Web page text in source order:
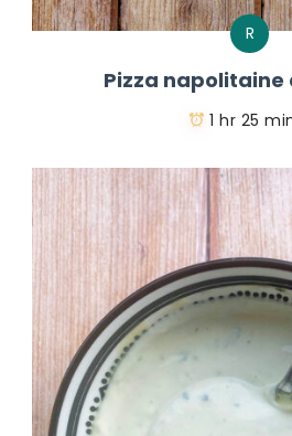
R
Pizza napolitaine
1 hr 25